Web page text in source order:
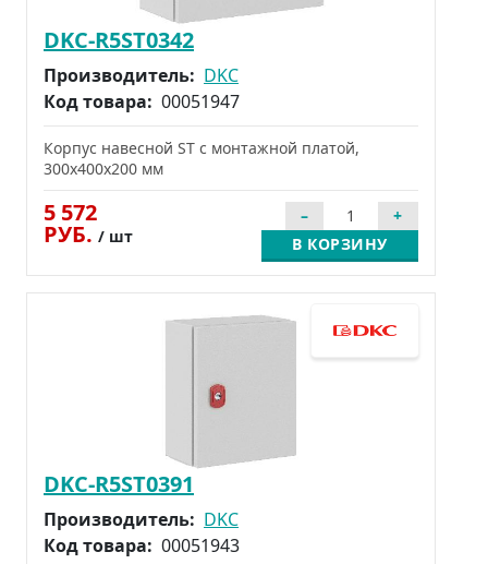
DKC-R5ST0342
Производитель: DKC
Код товара: 00051947
Корпус навесной ST с монтажной платой,
300x400x200 мм
5 572
РУБ. / шт В КОРЗИНУ
DKC-R5ST0391
Производитель: DKC
Код товара: 00051943